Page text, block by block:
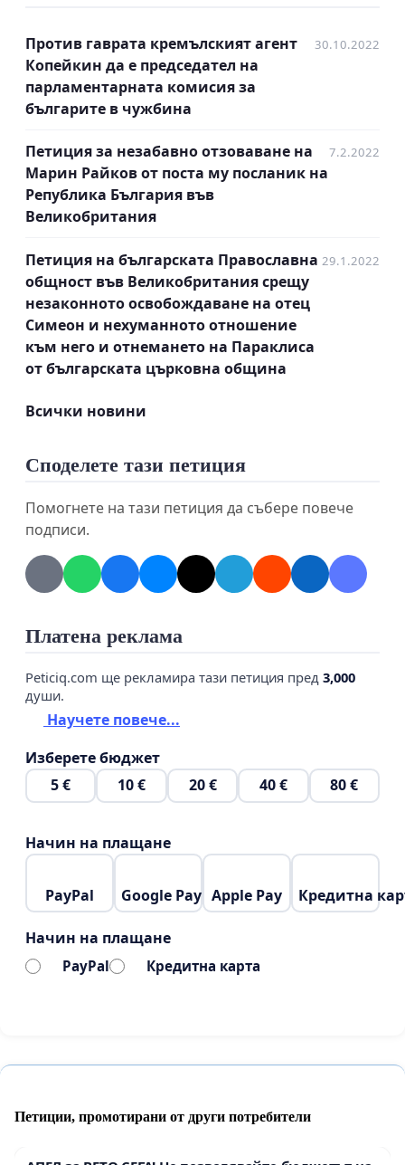
възпитани кадри, които вършат работата, за
която са назначени.
Съвременен всекидневно подържан уебсайт
с възможност за чат работещ 24/7.
оценка на услугата, предоставена от
съответния кадър на съответното
Посолство.
Отваряне на допълнителни консулски
съответната държава.
ПРИ НЕИЗПЪЛНЕНИЕ НА ИЗИСКВАНИЯТА НА
ДОЛУПОДПИСАНИТЕ БЪЛГАРСКИ ГРАЖДАНИ
ЩЕ ПОСЛЕДВАТ МАСОВИ ПРОТЕСТНИ
ДЕЙСТВИЯ ПРЕД БЪЛГАРСКИТЕ ПОСОЛСТВА ПО
СВЕТА, КАКТО И МАЩАБЕН ПРОТЕСТ НА
Против гаврата кремълският агент
Копейкин да е председател на
парламентарната комисия за
българите в чужбина
30.10.2022
Петиция за незабавно отзоваване на
Марин Райков от поста му посланик на
Република България във
Великобритания
7.2.2022
Петиция на българската Православна
общност във Великобритания срещу
незаконното освобождаване на отец
Симеон и нехуманното отношение
към него и отнемането на Параклиса
от българската църковна община
29.1.2022
Всички новини
Споделете тази петиция
Помогнете на тази петиция да събере повече
подписи.
Платена реклама
Peticiq.com ще рекламира тази петиция пред 3,000
души.
Научете повече...
Изберете бюджет
5 €
10 € 20 € 40 € 80 €
Начин на плащане
PayPal Google Pay Apple Pay Кредитна
Начин на плащане
PayPal Кредитна карта
Петиции, промотирани от други потребители